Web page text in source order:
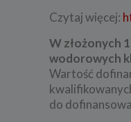
Czytaj więcej:
W złożonych
wodorowych
Wartość
do